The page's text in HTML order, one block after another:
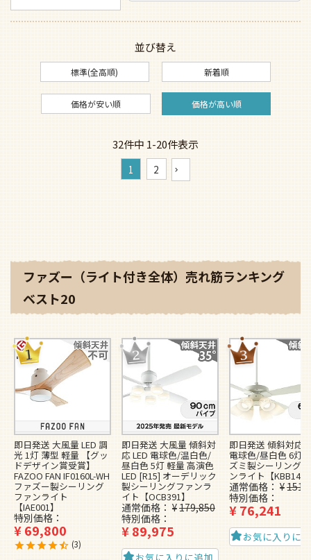
並び替え
標準(全高順) 新着順
価格が安い順 価格が高い順
32件中 1-20件表示
1 2
ファズー（ライト付き全体）売れ筋ランキング
ベスト20
即日発送 大風量 LED 調
光 1灯 薄型 軽量 【グッ
ドデザイン賞受賞】
FAZOO FAN IF0160L-WH
ファズー製シーリング
ファンライト
【IAE001】
特別価格
¥69,800
3
即日発送 大風量 傾斜対
応 LED 電球色/温白色/
昼白色 5灯 軽量 高演色
LED [R15] オーデリック
製シーリングファンラ
イト【OCB391】
通常価格 ¥179,850
特別価格
¥89,975
即日発送 傾斜対応
電球色/昼白色 6灯
ズミ製シーリング
ンライト【KBB148
通常価格 ¥
特別価格
¥76,241
お気に入りに